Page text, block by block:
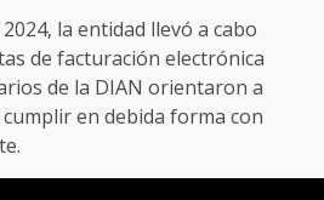
la entidad llevó a cabo
de facturación electrónica
de la DIAN orientaron a
en debida forma con